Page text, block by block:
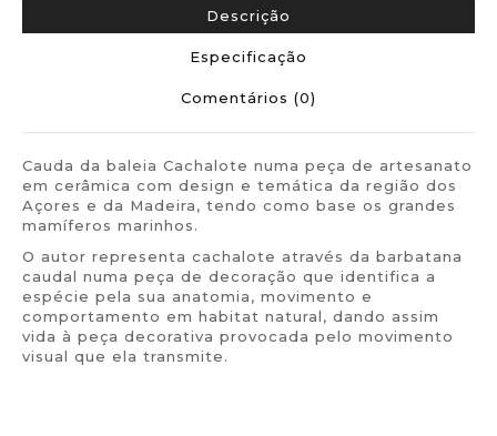
Descrição
Especificação
Comentários (0)
Cauda da baleia Cachalote numa peça de artesanato
em cerâmica com design e temática da região dos
Açores e da Madeira, tendo como base os grandes
mamíferos marinhos.
O autor representa cachalote através da barbatana
caudal numa peça de decoração que identifica a
espécie pela sua anatomia, movimento e
comportamento em habitat natural, dando assim
vida à peça decorativa provocada pelo movimento
visual que ela transmite.